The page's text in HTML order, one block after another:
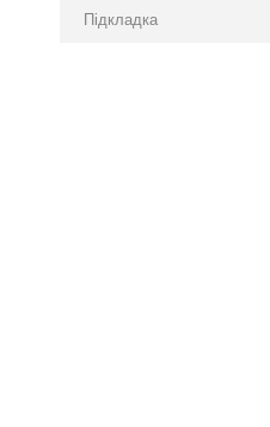
Підкладка